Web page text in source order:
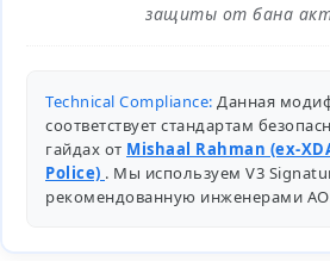
защиты от бана
Technical Compliance: Данная
соответствует стандартам
гайдах от Mishaal Rahman (ex-
Police) . Мы используем V3
рекомендованную инженерами